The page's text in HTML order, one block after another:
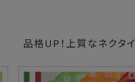
品格UP！上質なネクタイ